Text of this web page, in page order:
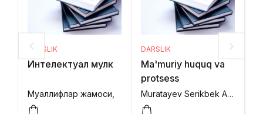
DARSLIK
Интелектуал мулк
Муаллифлар жамоси,
DARSLIK
Ma'muriy huquq va
protsess
Muratayev Serikbek Alpamisovich, Musayev Bekzod Tursunboyev, Artikov Dilmurod,